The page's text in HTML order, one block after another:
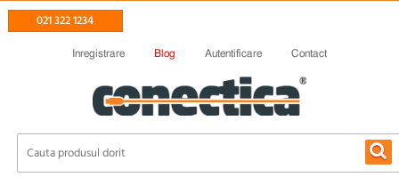
021 322 1234
Inregistrare Blog Autentificare Contact